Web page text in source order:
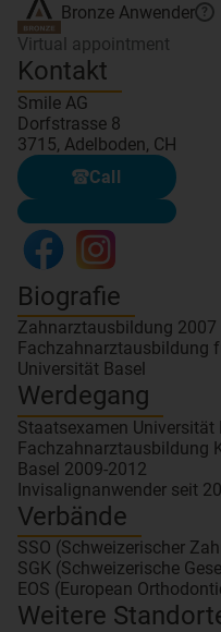
Bronze Anwender ?
Virtual appointment
Kontakt
Smile AG
Dorfstrasse 8
3715, Adelboden, CH
Call
Biografie
Zahnarztausbildung 2007
Fachzahnarztausbildung
Universität Basel
Werdegang
Staatsexamen Universität
Fachzahnarztausbildung
Basel 2009-2012
Invisalignanwender seit
Verbände
SSO (Schweizerischer
SGK (Schweizerische
EOS (European
Weitere